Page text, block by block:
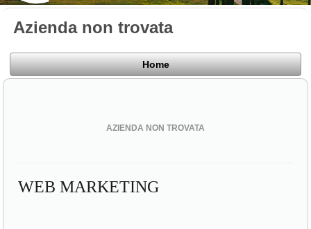
Azienda non trovata
Home
AZIENDA NON TROVATA
WEB MARKETING